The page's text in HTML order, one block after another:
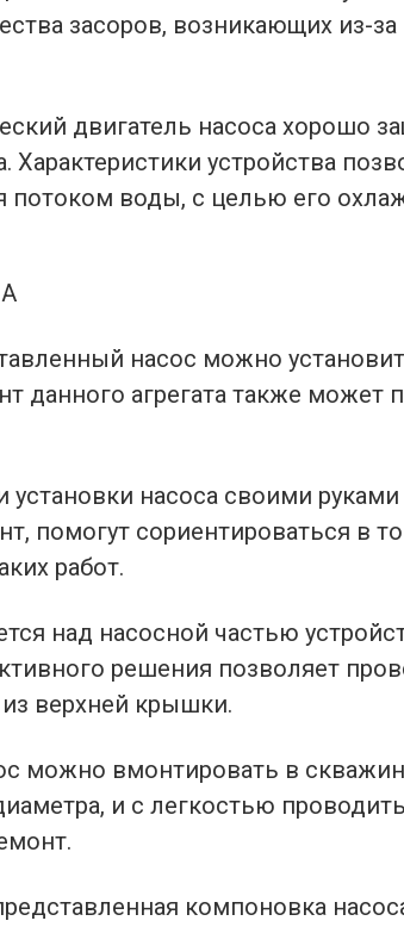
засоров, возникающих из-
двигатель насоса хорошо
Характеристики устройства
потоком воды, с целью его
насос можно
данного агрегата также может
насоса своими руками
помогут сориентироваться в
работ.
над насосной частью
решения позволяет
из верхней крышки.
можно вмонтировать в
и с легкостью
компоновка